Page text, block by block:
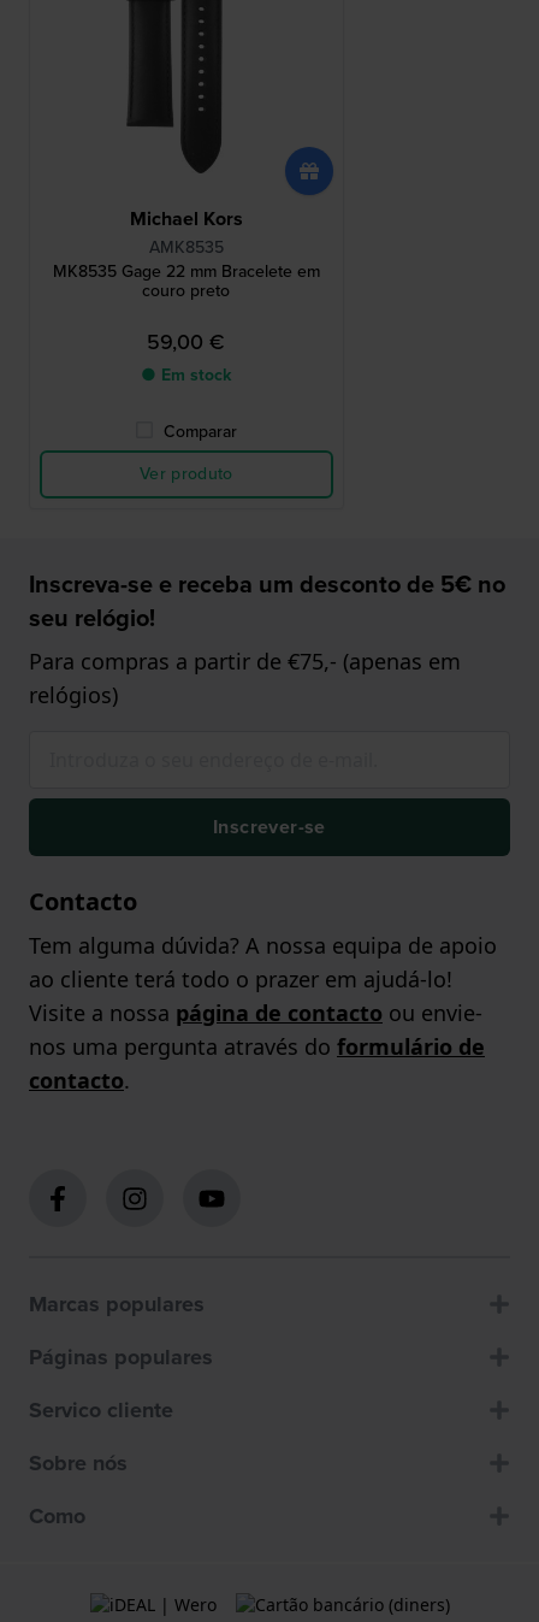
Michael Kors
AMK8535
MK8535 Gage 22 mm Bracelete em
couro preto
59,00 €
● Em stock
Comparar
Ver produto
Inscreva-se e receba um desconto de 5€ no
seu relógio!
Para compras a partir de €75,- (apenas em
relógios)
Inscrever-se
Contacto
Tem alguma dúvida? A nossa equipa de apoio
ao cliente terá todo o prazer em ajudá-lo!
Visite a nossa página de contacto ou envie-
nos uma pergunta através do formulário de
contacto.
Marcas populares
Páginas populares
Servico cliente
Sobre nós
Como